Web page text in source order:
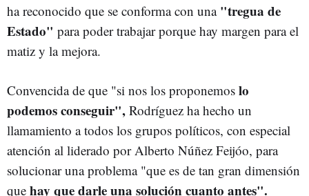
ha reconocido que se conforma con una"tregua de
Estado" para poder trabajar porque hay margen para el
matiz y la mejora.
Convencida de que "si nos los proponemos lo
podemos conseguir", Rodríguez ha hecho un
llamamiento a todos los grupos políticos, con especial
atención al liderado por Alberto Núñez Feijóo, para
solucionar una problema "que es de tan gran dimensión
que hay que darle una solución cuanto antes".